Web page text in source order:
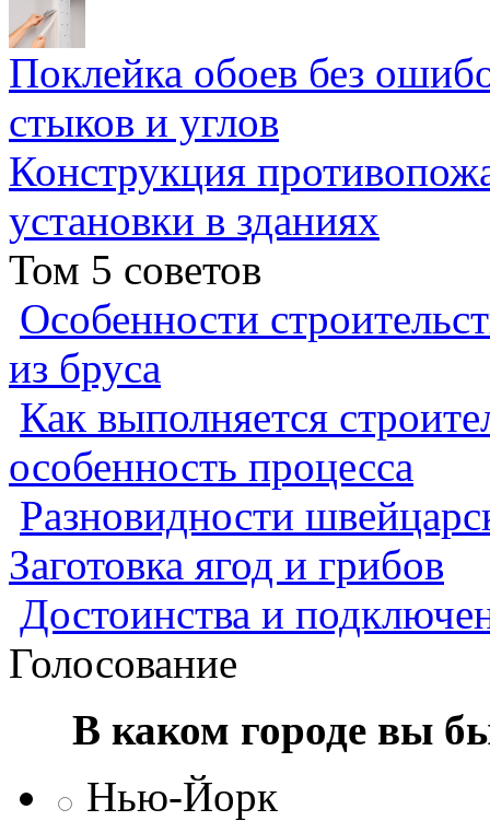
Поклейка обоев без
стыков и углов
Конструкция
установки в зданиях
Том 5 советов
Особенности
из бруса
Как выполняется
особенность процесса
Разновидности
Заготовка ягод и грибов
Достоинства и
Голосование
В каком городе вы
Нью-Йорк